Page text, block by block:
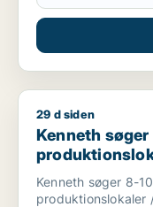
Kenneth søger
29 d siden
Kenneth
Frederiksberg,
m.fl.
Kenneth søger 8-
produktionslokaler